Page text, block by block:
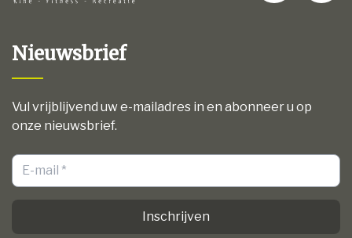
Nieuwsbrief
Vul vrijblijvend uw e-mailadres in en abonneer u op
onze nieuwsbrief.
Inschrijven